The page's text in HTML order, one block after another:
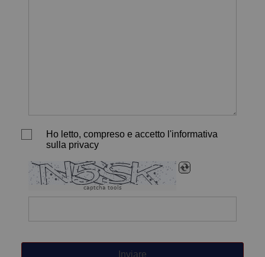
Ho letto, compreso e accetto l'informativa
sulla privacy
captcha tools
Inviare